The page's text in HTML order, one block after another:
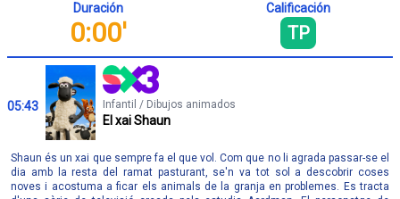
Duración
0:00'
Calificación
TP
05:43 Infantil / Dibujos animados
El xai Shaun
Shaun és un xai que sempre fa el que vol. Com que no li agrada passar-se el
dia amb la resta del ramat pasturant, se'n va tot sol a descobrir coses
noves i acostuma a ficar els animals de la granja en problemes. Es tracta